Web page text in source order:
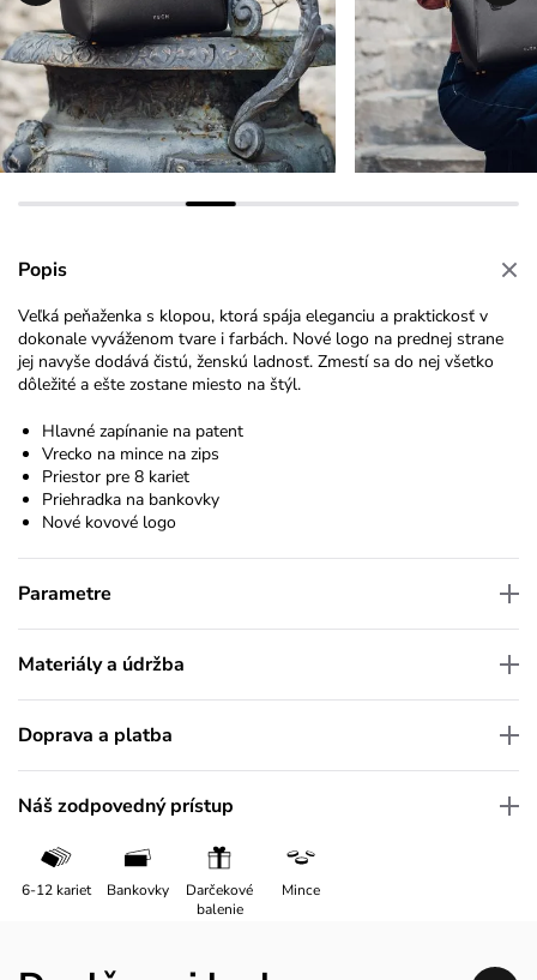
Popis
Veľká peňaženka s klopou, ktorá spája eleganciu a praktickosť v
dokonale vyváženom tvare i farbách. Nové logo na prednej strane
jej navyše dodává čistú, ženskú ladnosť. Zmestí sa do nej všetko
dôležité a ešte zostane miesto na štýl.
Hlavné zapínanie na patent
Vrecko na mince na zips
Priestor pre 8 kariet
Priehradka na bankovky
Nové kovové logo
Parametre
Materiály a údržba
Doprava a platba
Náš zodpovedný prístup
6-12 kariet Bankovky
Darčekové
balenie
Mince